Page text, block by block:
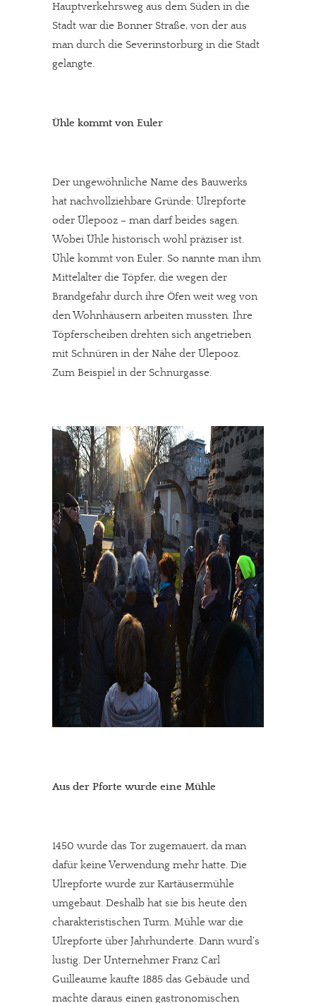
Hauptverkehrsweg aus dem Süden in die
Stadt war die Bonner Straße, von der aus
man durch die Severinstorburg in die Stadt
gelangte.
Ühle kommt von Euler
Der ungewöhnliche Name des Bauwerks
hat nachvollziehbare Gründe: Ulrepforte
oder Ülepooz – man darf beides sagen.
Wobei Ühle historisch wohl präziser ist.
Ühle kommt von Euler. So nannte man ihm
Mittelalter die Töpfer, die wegen der
Brandgefahr durch ihre Öfen weit weg von
den Wohnhäusern arbeiten mussten. Ihre
Töpferscheiben drehten sich angetrieben
mit Schnüren in der Nähe der Ülepooz.
Zum Beispiel in der Schnurgasse.
Aus der Pforte wurde eine Mühle
1450 wurde das Tor zugemauert, da man
dafür keine Verwendung mehr hatte. Die
Ulrepforte wurde zur Kartäusermühle
umgebaut. Deshalb hat sie bis heute den
charakteristischen Turm. Mühle war die
Ulrepforte über Jahrhunderte. Dann wurd’s
lustig. Der Unternehmer Franz Carl
Guilleaume kaufte 1885 das Gebäude und
machte daraus einen gastronomischen